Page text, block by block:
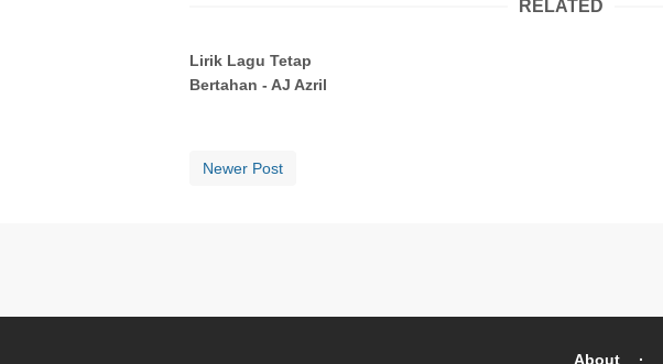
RELATED
Lirik Lagu Tetap
Bertahan - AJ Azril
Newer Post
About